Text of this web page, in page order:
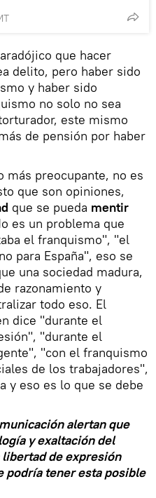
que hacer
delito, pero haber sido
y haber sido
no solo no sea
este mismo
de pensión por haber
más preocupante, no es
que son opiniones,
que se pueda mentir
es un problema que
el franquismo", "el
para España", eso se
una sociedad madura,
razonamiento y
todo eso. El
dice "durante el
"durante el
"con el franquismo
de los trabajadores",
y eso es lo que se debe
alertan que
y exaltación del
de expresión
podría tener esta posible